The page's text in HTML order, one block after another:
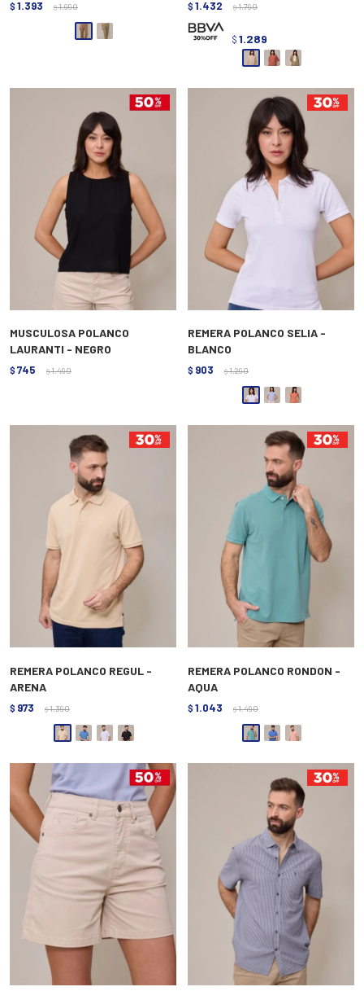
$ 1.393 $ 1.990 $ 1.432 $ 1.790
$ 1.289
MUSCULOSA POLANCO
LAURANTI - NEGRO
$ 745 $ 1.490
REMERA POLANCO SELIA -
BLANCO
$ 903 $ 1.290
REMERA POLANCO REGUL -
ARENA
$ 973 $ 1.390
REMERA POLANCO RONDON -
AQUA
$ 1.043 $ 1.490